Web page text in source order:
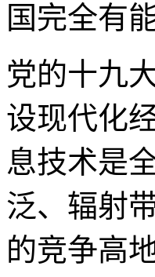
国完全有
党的十九
设现代化
息技术是
泛、辐射
的竞争高